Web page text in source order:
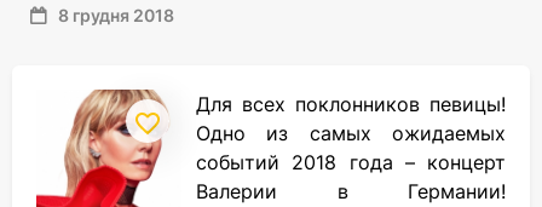
8 грудня 2018
Для всех поклонников певицы!
Одно из самых ожидаемых
событий 2018 года – концерт
Валерии в Германии!